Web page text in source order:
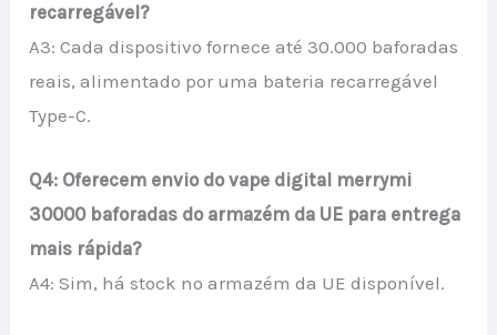
recarregável?
A3: Cada dispositivo fornece até 30.000 baforadas
reais, alimentado por uma bateria recarregável
Type-C.
Q4: Oferecem envio do vape digital merrymi
30000 baforadas do armazém da UE para entrega
mais rápida?
A4: Sim, há stock no armazém da UE disponível.